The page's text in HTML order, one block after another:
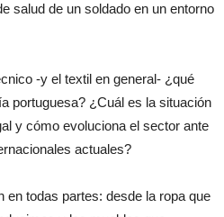
salud de un soldado en un entorno
-y el textil en general- ¿qué
portuguesa? ¿Cuál es la situación
y cómo evoluciona el sector ante
actuales?
en todas partes: desde la ropa que